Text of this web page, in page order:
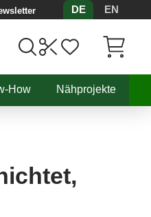
DE
EN
How Nähprojekte